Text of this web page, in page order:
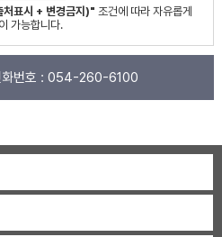
표시 + 변경금지)" 조건에 따라 자유롭게
가능합니다.
번호 : 054-260-6100